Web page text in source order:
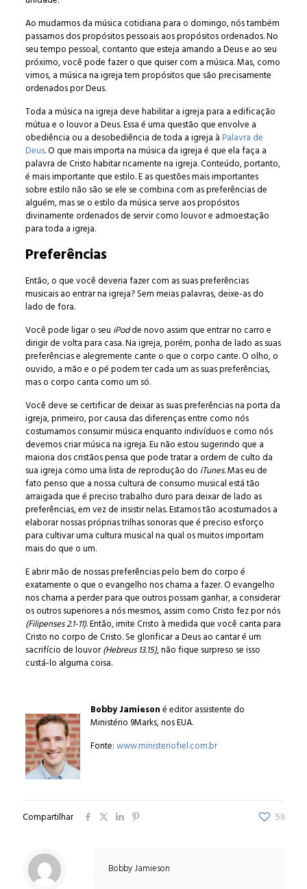
Ao mudarmos da música cotidiana para o domingo, nós também
passamos dos propósitos pessoais aos propósitos ordenados. No
seu tempo pessoal, contanto que esteja amando a Deus e ao seu
próximo, você pode fazer o que quiser com a música. Mas, como
vimos, a música na igreja tem propósitos que são precisamente
ordenados por Deus.
Toda a música na igreja deve habilitar a igreja para a edificação
mútua e o louvor a Deus. Essa é uma questão que envolve a
obediência ou a desobediência de toda a igreja à Palavra de
Deus. O que mais importa na música da igreja é que ela faça a
palavra de Cristo habitar ricamente na igreja. Conteúdo, portanto,
é mais importante que estilo. E as questões mais importantes
sobre estilo não são se ele se combina com as preferências de
alguém, mas se o estilo da música serve aos propósitos
divinamente ordenados de servir como louvor e admoestação
para toda a igreja.
Preferências
Então, o que você deveria fazer com as suas preferências
musicais ao entrar na igreja? Sem meias palavras, deixe-as do
lado de fora.
Você pode ligar o seu iPodde novo assim que entrar no carro e
dirigir de volta para casa. Na igreja, porém, ponha de lado as suas
preferências e alegremente cante o que o corpo cante. O olho, o
ouvido, a mão e o pé podem ter cada um as suas preferências,
mas o corpo canta como um só.
Você deve se certificar de deixar as suas preferências na porta da
igreja, primeiro, por causa das diferenças entre como nós
costumamos consumir música enquanto indivíduos e como nós
devemos criar música na igreja. Eu não estou sugerindo que a
maioria dos cristãos pensa que pode tratar a ordem de culto da
sua igreja como uma lista de reprodução do iTunes. Mas eu de
fato penso que a nossa cultura de consumo musical está tão
arraigada que é preciso trabalho duro para deixar de lado as
preferências, em vez de insistir nelas. Estamos tão acostumados a
elaborar nossas próprias trilhas sonoras que é preciso esforço
para cultivar uma cultura musical na qual os muitos importam
mais do que o um.
E abrir mão de nossas preferências pelo bem do corpo é
exatamente o que o evangelho nos chama a fazer. O evangelho
nos chama a perder para que outros possam ganhar, a considerar
os outros superiores a nós mesmos, assim como Cristo fez por nós
(Filipenses 2.1-11). Então, imite Cristo à medida que você canta para
Cristo no corpo de Cristo. Se glorificar a Deus ao cantar é um
sacrifício de louvor(Hebreus 13.15), não fique surpreso se isso
custá-lo alguma coisa.
Bobby Jamiesoné editor assistente do
Ministério 9Marks, nos EUA.
Fonte:www.ministeriofiel.com.br
Compartilhar 59
Bobby Jamieson